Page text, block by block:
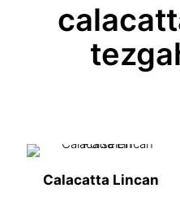
Calacatta Lincan